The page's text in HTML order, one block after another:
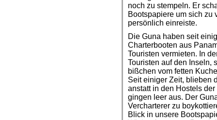
noch zu stempeln. Er
Bootspapiere um sich zu
persönlich einreiste.
Die Guna haben seit
Charterbooten aus
Touristen vermieten. In
Touristen auf den Inseln,
bißchen vom fetten
Seit einiger Zeit, blieben
anstatt in den Hostels
gingen leer aus. Der
Vercharterer zu
Blick in unsere